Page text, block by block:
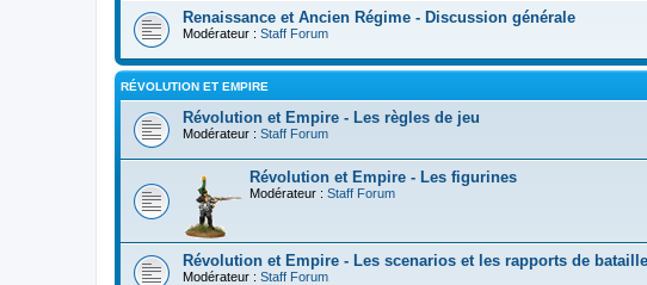
Renaissance et Ancien Régime - Discussion générale
Modérateur : Staff Forum
RÉVOLUTION ET EMPIRE
Révolution et Empire - Les règles de jeu
Modérateur : Staff Forum
Révolution et Empire - Les figurines
Modérateur : Staff Forum
Révolution et Empire - Les scenarios et les rapports de bataille
Modérateur : Staff Forum